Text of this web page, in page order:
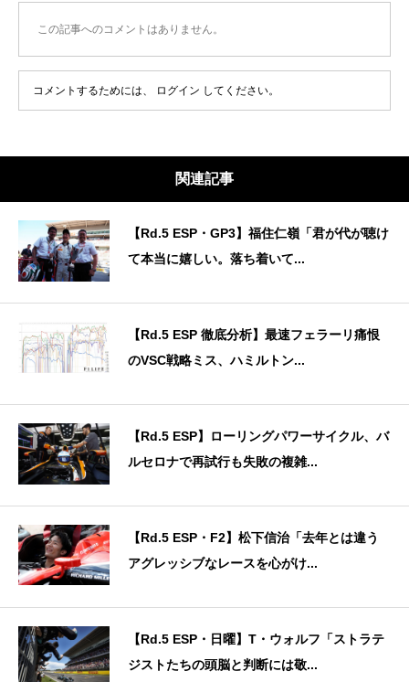
この記事へのコメントはありません。
コメントするためには、 ログイン してください。
関連記事
【Rd.5 ESP・GP3】福住仁嶺「君が代が聴け
て本当に嬉しい。落ち着いて...
【Rd.5 ESP 徹底分析】最速フェラーリ痛恨
のVSC戦略ミス、ハミルトン...
【Rd.5 ESP】ローリングパワーサイクル、バ
ルセロナで再試行も失敗の複雑...
【Rd.5 ESP・F2】松下信治「去年とは違う
アグレッシブなレースを心がけ...
【Rd.5 ESP・日曜】T・ウォルフ「ストラテ
ジストたちの頭脳と判断には敬...